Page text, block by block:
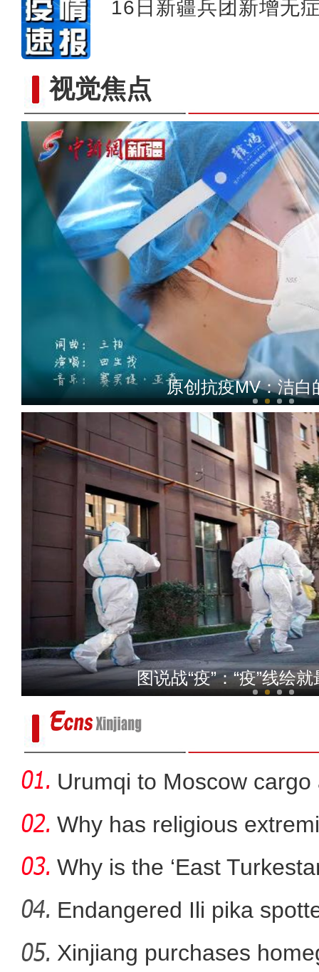
16日新疆兵团新增无
视觉焦点
原创抗疫MV：洁白
新疆伊犁：“90后”姐弟
阿拉山口口岸入境中欧班列
图说战“疫”：“疫”线绘
Urumqi to Moscow
Why has religious
rootless g
Why is the ‘East
Endangered Ili pika
Xinjiang purchases